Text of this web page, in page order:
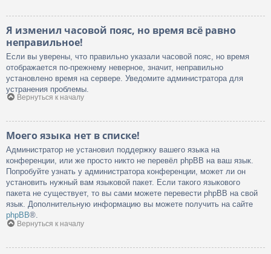
Я изменил часовой пояс, но время всё равно
неправильное!
Если вы уверены, что правильно указали часовой пояс, но время
отображается по-прежнему неверное, значит, неправильно
установлено время на сервере. Уведомите администратора для
устранения проблемы.
Вернуться к началу
Моего языка нет в списке!
Администратор не установил поддержку вашего языка на
конференции, или же просто никто не перевёл phpBB на ваш язык.
Попробуйте узнать у администратора конференции, может ли он
установить нужный вам языковой пакет. Если такого языкового
пакета не существует, то вы сами можете перевести phpBB на свой
язык. Дополнительную информацию вы можете получить на сайте
phpBB®.
Вернуться к началу